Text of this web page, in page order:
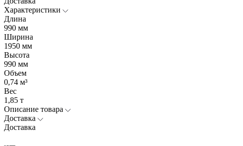
Характеристики
Длина
990 мм
Ширина
1950 мм
Высота
990 мм
Объем
0,74 м³
Вес
1,85 т
Описание товара
Доставка
Доставка